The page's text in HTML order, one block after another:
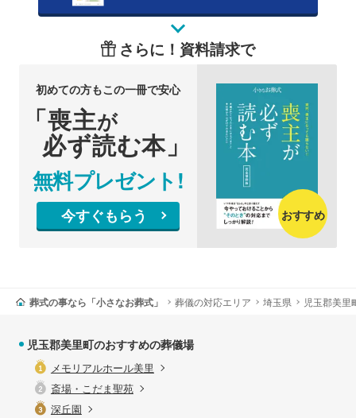
さらに！資料請求で
初めての方もこの一冊で安心
「喪主が
必ず読む本」
無料プレゼント!
今すぐもらう おすすめ
葬式の事なら「小さなお葬式」 葬儀の対応エリア 埼玉県 児玉郡美里
児玉郡美里町のおすすめの葬儀場
メモリアルホール美里
斎場・こだま聖苑
深丘園